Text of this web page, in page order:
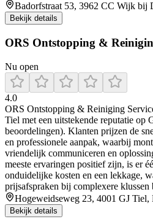
Badorfstraat 53, 3962 CC Wijk bij
Bekijk details
ORS Ontstopping &
Nu open
4.0
ORS Ontstopping & Reiniging
Tiel met een uitstekende reputatie op
beoordelingen). Klanten prijzen de
en professionele aanpak, waarbij
vriendelijk communiceren en
meeste ervaringen positief zijn, is er
onduidelijke kosten en een lekkage,
prijsafspraken bij complexere
Hogeweidseweg 23, 4001 GJ Tiel,
Bekijk details